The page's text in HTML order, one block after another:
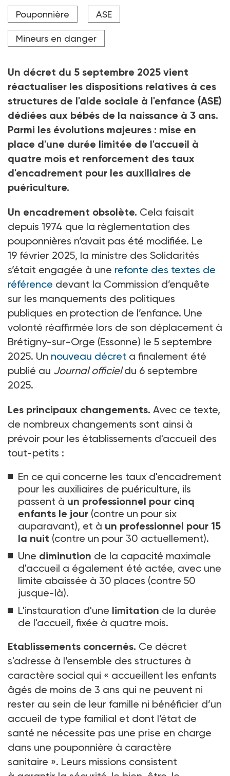
Crédit photo Generative AI - stock.adobe.com
Pouponnière ASE
Mineurs en danger
Un décret du 5 septembre 2025 vient
réactualiser les dispositions relatives à ces
structures de l'aide sociale à l'enfance (ASE)
dédiées aux bébés de la naissance à 3 ans.
Parmi les évolutions majeures : mise en
place d'une durée limitée de l'accueil à
quatre mois et renforcement des taux
d'encadrement pour les auxiliaires de
puériculture.
Un encadrement obsolète. Cela faisait
depuis 1974 que la règlementation des
pouponnières n’avait pas été modifiée. Le
19 février 2025, la ministre des Solidarités
s’était engagée à une refonte des textes de
référence devant la Commission d’enquête
sur les manquements des politiques
publiques en protection de l’enfance. Une
volonté réaffirmée lors de son déplacement à
Brétigny-sur-Orge (Essonne) le 5 septembre
2025. Un nouveau décret a finalement été
publié au Journal officieldu 6 septembre
2025.
Les principaux changements. Avec ce texte,
de nombreux changements sont ainsi à
prévoir pour les établissements d'accueil des
tout-petits :
En ce qui concerne les taux d'encadrement
pour les auxiliaires de puériculture, ils
passent à un professionnel pour cinq
enfants le jour (contre un pour six
auparavant), et à un professionnel pour 15
la nuit (contre un pour 30 actuellement).
Une diminution de la capacité maximale
d'accueil a également été actée, avec une
limite abaissée à 30 places (contre 50
jusque-là).
L'instauration d'une limitation de la durée
de l'accueil, fixée à quatre mois.
Etablissements concernés. Ce décret
s'adresse à l’ensemble des structures à
caractère social qui « accueillent les enfants
âgés de moins de 3 ans qui ne peuvent ni
rester au sein de leur famille ni bénéficier d’un
accueil de type familial et dont l’état de
santé ne nécessite pas une prise en charge
dans une pouponnière à caractère
sanitaire ». Leurs missions consistent